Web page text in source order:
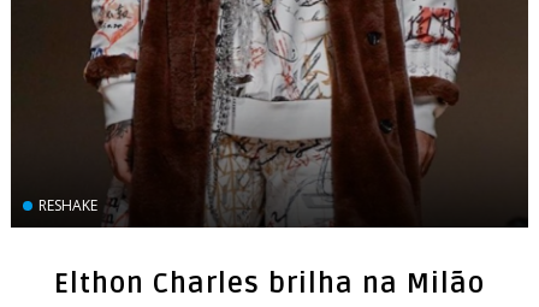
RESHAKE
Elthon Charles brilha na Milão